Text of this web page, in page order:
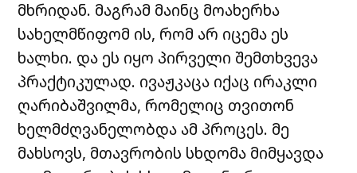
მხრიდან. მაგრამ მაინც მოახერხა
სახელმწიფომ ის, რომ არ იცემა ეს
ხალხი. და ეს იყო პირველი შემთხვევა
პრაქტიკულად. ივაჟკაცა იქაც ირაკლი
ღარიბაშვილმა, რომელიც თვითონ
ხელმძღვანელობდა ამ პროცეს. მე
მახსოვს, მთავრობის სხდომა მიმყავდა